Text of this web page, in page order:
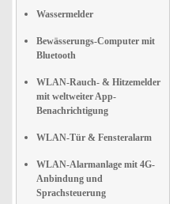
Wassermelder
Bewässerungs-Computer mit
Bluetooth
WLAN-Rauch- & Hitzemelder
mit weltweiter App-
Benachrichtigung
WLAN-Tür & Fensteralarm
WLAN-Alarmanlage mit 4G-
Anbindung und
Sprachsteuerung